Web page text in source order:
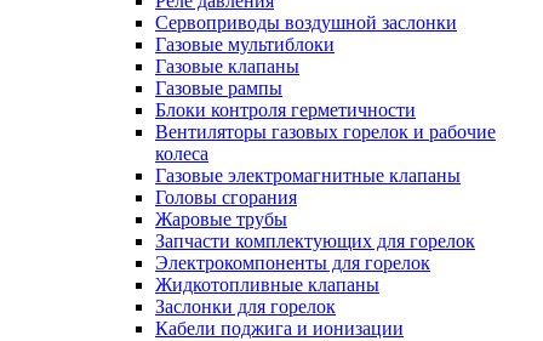
Сервоприводы воздушной заслонки
Газовые мультиблоки
Газовые клапаны
Газовые рампы
Блоки контроля герметичности
Вентиляторы газовых горелок и рабочие
колеса
Газовые электромагнитные клапаны
Головы сгорания
Жаровые трубы
Запчасти комплектующих для горелок
Электрокомпоненты для горелок
Жидкотопливные клапаны
Заслонки для горелок
Кабели поджига и ионизации